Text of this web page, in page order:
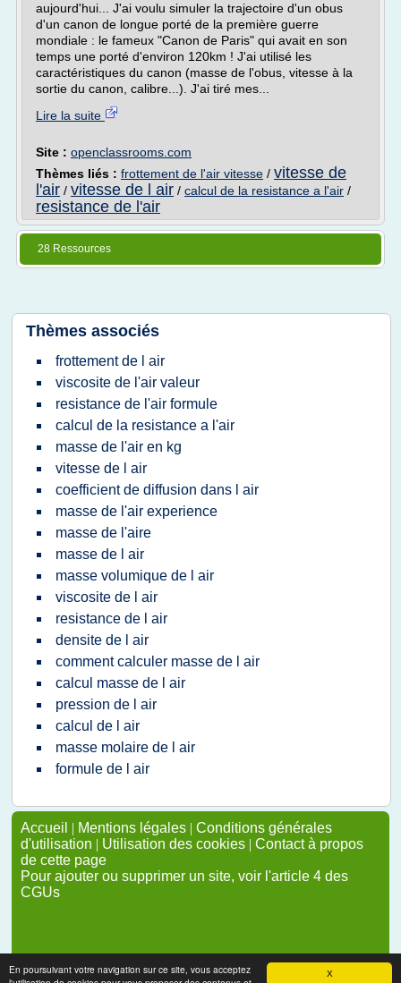
X
En poursuivant votre navigation sur ce site, vous acceptez
aujourd'hui... J'ai voulu simuler la trajectoire d'un obus
d'un canon de longue porté de la première guerre
mondiale : le fameux "Canon de Paris" qui avait en son
temps une porté d'environ 120km ! J'ai utilisé les
caractéristiques du canon (masse de l'obus, vitesse à la
sortie du canon, calibre...). J'ai tiré mes...
Lire la suite
Site : openclassrooms.com
Thèmes liés : frottement de l'air vitesse / vitesse de
l'air / vitesse de l air / calcul de la resistance a l'air /
resistance de l'air
28 Ressources
Thèmes associés
frottement de l air
viscosite de l'air valeur
resistance de l'air formule
calcul de la resistance a l'air
masse de l'air en kg
vitesse de l air
coefficient de diffusion dans l air
masse de l'air experience
masse de l'aire
masse de l air
masse volumique de l air
viscosite de l air
resistance de l air
densite de l air
comment calculer masse de l air
calcul masse de l air
pression de l air
calcul de l air
masse molaire de l air
formule de l air
Accueil | Mentions légales | Conditions générales
d'utilisation | Utilisation des cookies | Contact à propos
de cette page
Pour ajouter ou supprimer un site, voir l'article 4 des
CGUs